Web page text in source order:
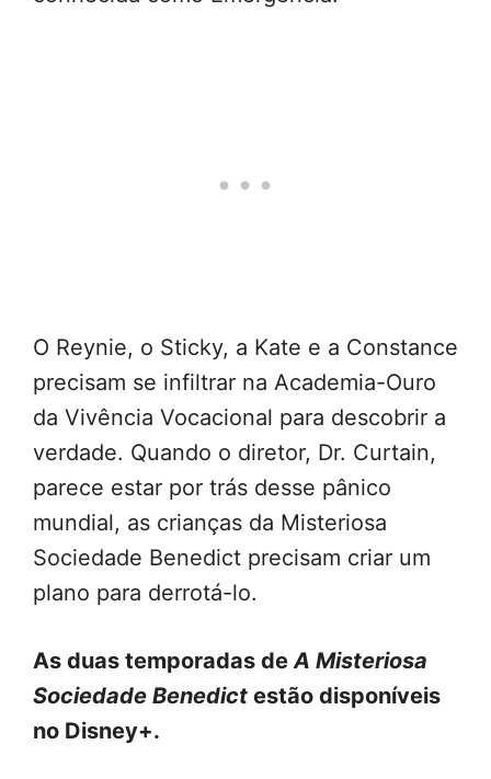
O Reynie, o Sticky, a Kate e a Constance
precisam se infiltrar na Academia-Ouro
da Vivência Vocacional para descobrir a
verdade. Quando o diretor, Dr. Curtain,
parece estar por trás desse pânico
mundial, as crianças da Misteriosa
Sociedade Benedict precisam criar um
plano para derrotá-lo.
As duas temporadas deA Misteriosa
Sociedade Benedict estão disponíveis
no Disney+.